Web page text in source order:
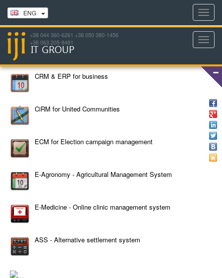
ENG
+38 044 360-6261 +38 050 380-1456
+38 063 205-8481
CRM & ERP for business
CiRM for United Communities
ECM for Election campaign management
E-Agronomy - Agricultural Management System
E-Medicine - Online clinic management system
ASS - Alternative settlement system